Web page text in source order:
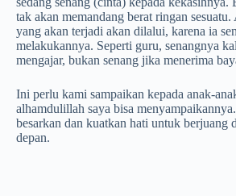
tak akan memandang berat ringan sesuatu.
yang akan terjadi akan dilalui, karena ia
melakukannya. Seperti guru, senangnya
mengajar, bukan senang jika menerima
Ini perlu kami sampaikan kepada anak-
alhamdulillah saya bisa
besarkan dan kuatkan hati untuk berjuang
depan.